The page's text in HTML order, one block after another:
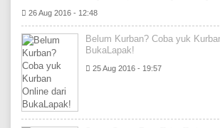
26 Aug 2016 - 12:48
Belum Kurban? Coba yuk
BukaLapak!
25 Aug 2016 - 19:57